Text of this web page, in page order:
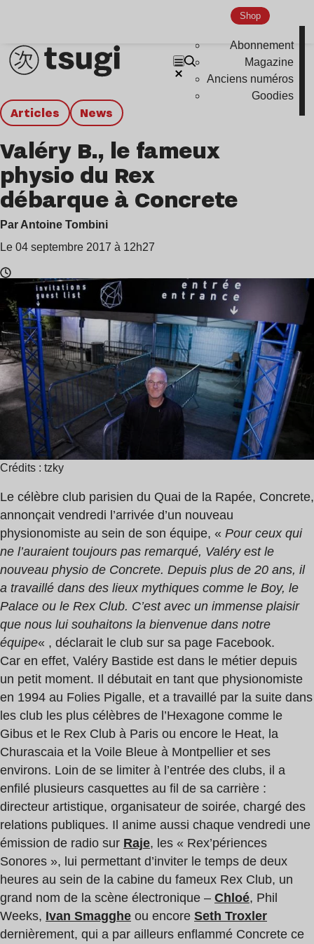
Shop
Abonnement
Magazine
Anciens numéros
Goodies
Articles news
Valéry B., le fameux
physio du Rex
débarque à Concrete
Par Antoine Tombini
Le 04 septembre 2017 à 12h27
Temps
de
lecture
:
1
min
Crédits : tzky
Le célèbre club parisien du Quai de la Rapée, Concrete,
annonçait vendredi l’arrivée d’un nouveau
physionomiste au sein de son équipe, « Pour ceux qui
ne l’auraient toujours pas remarqué, Valéry est le
nouveau physio de Concrete. Depuis plus de 20 ans, il
a travaillé dans des lieux mythiques comme le Boy, le
Palace ou le Rex Club. C’est avec un immense plaisir
que nous lui souhaitons la bienvenue dans notre
équipe« , déclarait le club sur sa page Facebook.
Car en effet, Valéry Bastide est dans le métier depuis
un petit moment. Il débutait en tant que physionomiste
en 1994 au Folies Pigalle, et a travaillé par la suite dans
les club les plus célèbres de l’Hexagone comme le
Gibus et le Rex Club à Paris ou encore le Heat, la
Churascaia et la Voile Bleue à Montpellier et ses
environs. Loin de se limiter à l’entrée des clubs, il a
enfilé plusieurs casquettes au fil de sa carrière :
directeur artistique, organisateur de soirée, chargé des
relations publiques. Il anime aussi chaque vendredi une
émission de radio sur Raje, les « Rex’périences
Sonores », lui permettant d’inviter le temps de deux
heures au sein de la cabine du fameux Rex Club, un
grand nom de la scène électronique – Chloé, Phil
Weeks, Ivan Smagghe ou encore Seth Troxler
dernièrement, qui a par ailleurs enflammé Concrete ce